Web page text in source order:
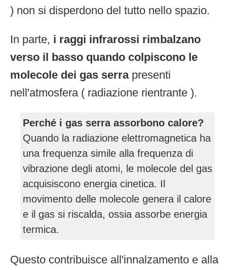
) non si disperdono del tutto nello spazio.
In parte, i raggi infrarossi rimbalzano
verso il basso quando colpiscono le
molecole dei gas serrapresenti
nell'atmosfera ( radiazione rientrante ).
Perché i gas serra assorbono calore?
Quando la radiazione elettromagnetica ha
una frequenza simile alla frequenza di
vibrazione degli atomi, le molecole del gas
acquisiscono energia cinetica. Il
movimento delle molecole genera il calore
e il gas si riscalda, ossia assorbe energia
termica.
Questo contribuisce all'innalzamento e alla